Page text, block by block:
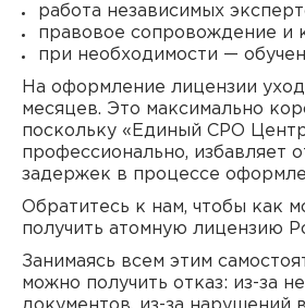
работа независимых
правовое сопровождение и
при необходимости —
На оформление лицензии
месяцев. Это максимально
поскольку «Единый СРО
профессионально, избавляет
задержек в процессе
Обратитесь к нам, чтобы как
получить атомную лицензию
Занимаясь всем этим
можно получить отказ: из-за